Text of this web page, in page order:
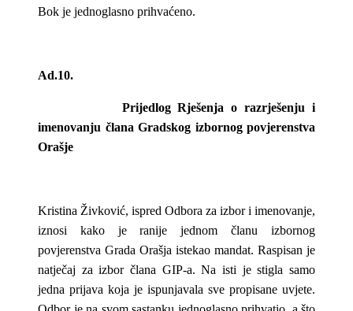
Bok je jednoglasno prihvaćeno.
Ad.10.
Prijedlog Rješenja o razrješenju i
imenovanju člana Gradskog izbornog povjerenstva
Orašje
Kristina Živković, ispred Odbora za izbor i imenovanje,
iznosi kako je ranije jednom članu izbornog
povjerenstva Grada Orašja istekao mandat. Raspisan je
natječaj za izbor člana GIP-a. Na isti je stigla samo
jedna prijava koja je ispunjavala sve propisane uvjete.